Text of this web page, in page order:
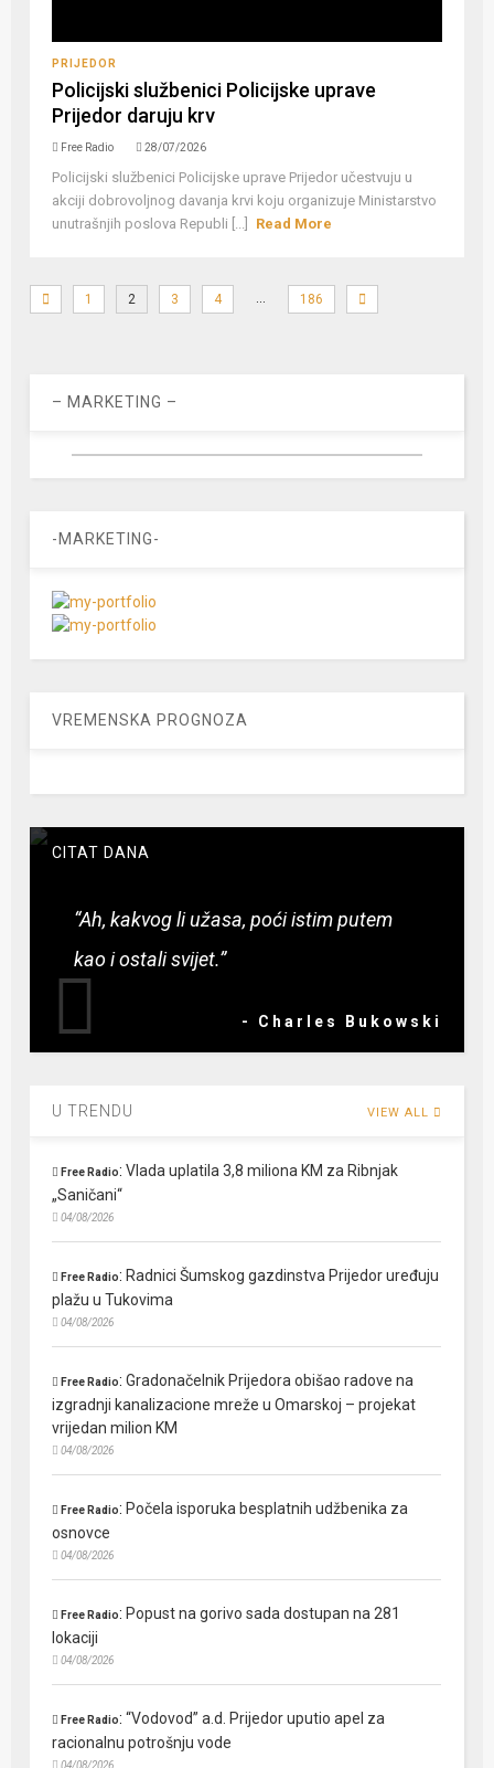
PRIJEDOR
Policijski službenici Policijske uprave
Prijedor daruju krv
Free Radio 28/07/2026
Policijski službenici Policijske uprave Prijedor učestvuju u
akciji dobrovoljnog davanja krvi koju organizuje Ministarstvo
unutrašnjih poslova Republi [...]
Read More
1 2 3 4 … 186
– MARKETING –
-MARKETING-
VREMENSKA PROGNOZA
CITAT DANA
“Ah, kakvog li užasa, poći istim putem
kao i ostali svijet.”
- Charles Bukowski
U TRENDU VIEW ALL
Free Radio:Vlada uplatila 3,8 miliona KM za Ribnjak
„Saničani“
04/08/2026
Free Radio: Radnici Šumskog gazdinstva Prijedor uređuju
plažu u Tukovima
04/08/2026
Free Radio:Gradonačelnik Prijedora obišao radove na
izgradnji kanalizacione mreže u Omarskoj – projekat
vrijedan milion KM
04/08/2026
Free Radio: Počela isporuka besplatnih udžbenika za
osnovce
04/08/2026
Free Radio: Popust na gorivo sada dostupan na 281
lokaciji
04/08/2026
Free Radio:“Vodovod” a.d. Prijedor uputio apel za
racionalnu potrošnju vode
04/08/2026